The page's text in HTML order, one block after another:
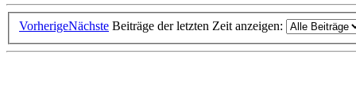
VorherigeNächste Beiträge der letzten Zeit anzeigen: